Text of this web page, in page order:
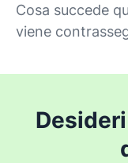
Cosa succede
viene